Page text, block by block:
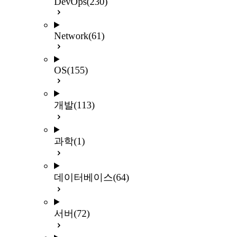
Network(61)
OS(155)
개발(113)
과학(1)
데이터베이스(64)
서버(72)